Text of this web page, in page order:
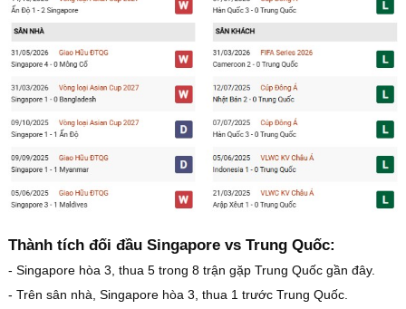
Thành tích đối đầu Singapore vs Trung Quốc:
- Singapore hòa 3, thua 5 trong 8 trận gặp Trung Quốc gần đây.
- Trên sân nhà, Singapore hòa 3, thua 1 trước Trung Quốc.